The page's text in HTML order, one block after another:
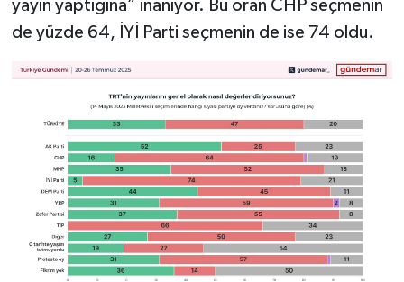
yayın yaptığına” inanıyor. Bu oran CHP seçmenin
de yüzde 64, İYİ Parti seçmenin de ise 74 oldu.